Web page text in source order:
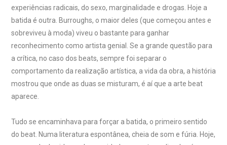
experiências radicais, do sexo, marginalidade e drogas. Hoje a
batida é outra. Burroughs, o maior deles (que começou antes e
sobreviveu à moda) viveu o bastante para ganhar
reconhecimento como artista genial. Se a grande questão para
a crítica, no caso dos beats, sempre foi separar o
comportamento da realização artística, a vida da obra, a história
mostrou que onde as duas se misturam, é aí que a arte beat
aparece.
Tudo se encaminhava para forçar a batida, o primeiro sentido
do beat. Numa literatura espontânea, cheia de som e fúria. Hoje,